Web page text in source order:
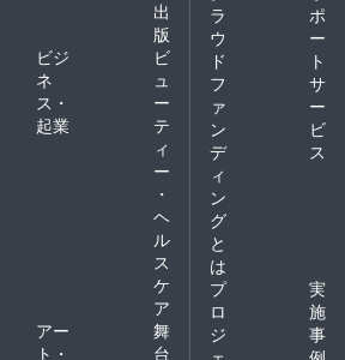
出
版
ビジ
ネ
ス・
起業
ビ
ュ
ー
テ
ィ
ー
・
ヘ
ル
ス
ケ
ア
アー
ト・
舞
台
ラ
ウ
ド
フ
ァ
ン
デ
ィ
ン
グ
と
は
ポ
ー
ト
サ
ー
ビ
ス
プ
ロ
ジ
実
施
事